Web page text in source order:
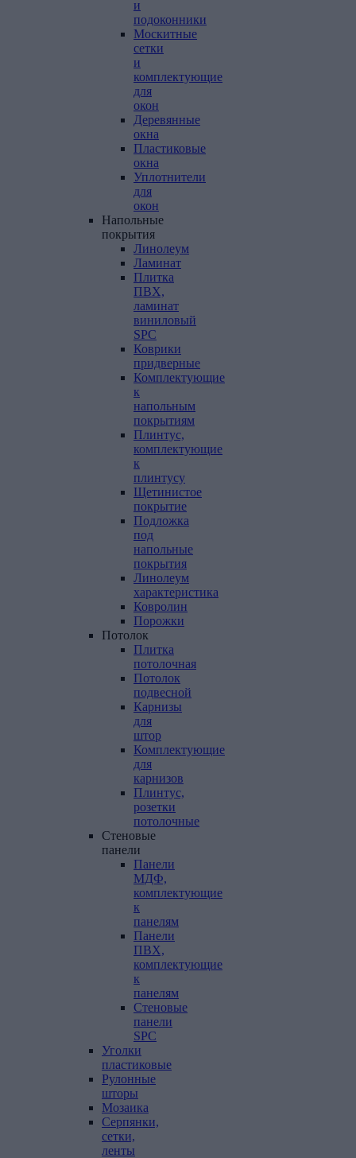
и
подоконники
Москитные
сетки
и
комплектующие
для
окон
Деревянные
окна
Пластиковые
окна
Уплотнители
для
окон
Напольные
покрытия
Линолеум
Ламинат
Плитка
ПВХ,
ламинат
виниловый
SPC
Коврики
придверные
Комплектующие
к
напольным
покрытиям
Плинтус,
комплектующие
к
плинтусу
Щетинистое
покрытие
Подложка
под
напольные
покрытия
Линолеум
характеристика
Ковролин
Порожки
Потолок
Плитка
потолочная
Потолок
подвесной
Карнизы
для
штор
Комплектующие
для
карнизов
Плинтус,
розетки
потолочные
Стеновые
панели
Панели
МДФ,
комплектующие
к
панелям
Панели
ПВХ,
комплектующие
к
панелям
Стеновые
панели
SPC
Уголки
пластиковые
Рулонные
шторы
Мозаика
Серпянки,
сетки,
ленты